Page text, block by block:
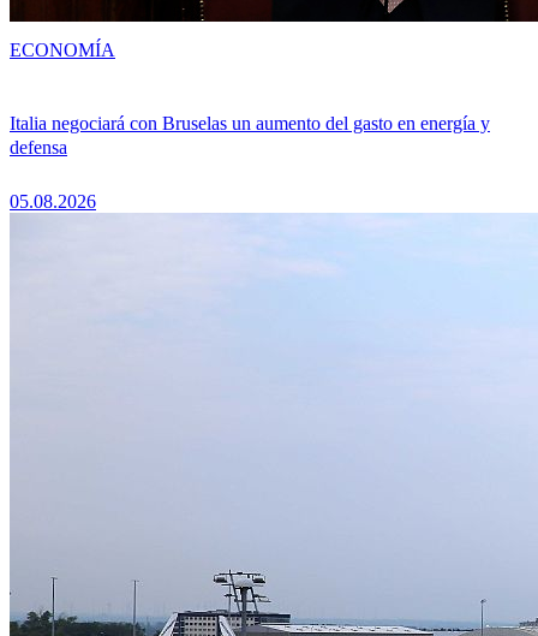
Italia negociará con Bruselas un aumento del gasto en energía y
defensa
05.08.2026
ECONOMÍA